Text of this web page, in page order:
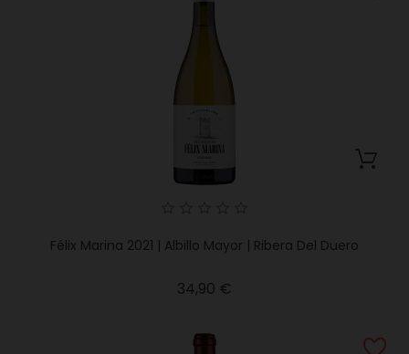
Félix Marina 2021 | Albillo Mayor | Ribera Del Duero
34,90 €